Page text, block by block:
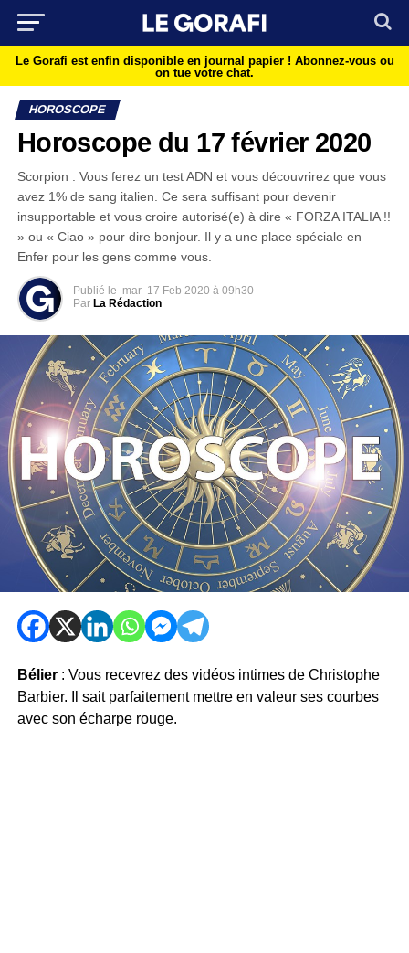
Le Gorafi est enfin disponible en journal papier ! Abonnez-vous ou
on tue votre chat.
HOROSCOPE
Horoscope du 17 février 2020
Scorpion : Vous ferez un test ADN et vous découvrirez que vous
avez 1% de sang italien. Ce sera suffisant pour devenir
insupportable et vous croire autorisé(e) à dire « FORZA ITALIA !!
» ou « Ciao » pour dire bonjour. Il y a une place spéciale en
Enfer pour les gens comme vous.
Publié le mar 17 Feb 2020 à 09h30
Par La Rédaction
Bélier : Vous recevrez des vidéos intimes de Christophe
Barbier. Il sait parfaitement mettre en valeur ses courbes
avec son écharpe rouge.